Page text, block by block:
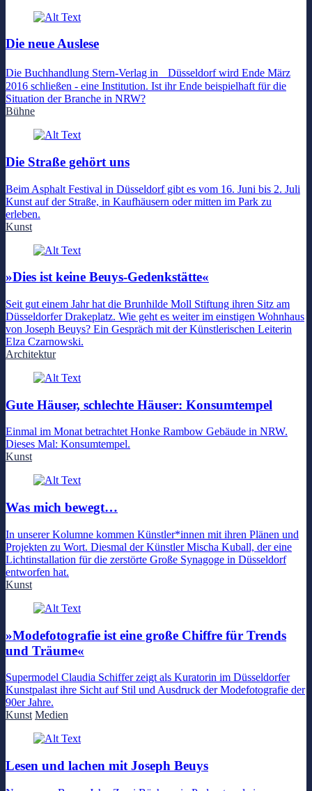
Die neue Auslese
Die Buchhandlung Stern-Verlag in Düsseldorf wird Ende März
2016 schließen - eine Institution. Ist ihr Ende beispielhaft für die
Situation der Branche in NRW?
Bühne
Die Straße gehört uns
Beim Asphalt Festival in Düsseldorf gibt es vom 16. Juni bis 2. Juli
Kunst auf der Straße, in Kaufhäusern oder mitten im Park zu
erleben.
Kunst
»Dies ist keine Beuys-Gedenkstätte«
Seit gut einem Jahr hat die Brunhilde Moll Stiftung ihren Sitz am
Düsseldorfer Drakeplatz. Wie geht es weiter im einstigen Wohnhaus
von Joseph Beuys? Ein Gespräch mit der Künstlerischen Leiterin
Elza Czarnowski.
Architektur
Gute Häuser, schlechte Häuser: Konsumtempel
Einmal im Monat betrachtet Honke Rambow Gebäude in NRW.
Dieses Mal: Konsumtempel.
Kunst
Was mich bewegt…
In unserer Kolumne kommen Künstler*innen mit ihren Plänen und
Projekten zu Wort. Diesmal der Künstler Mischa Kuball, der eine
Lichtinstallation für die zerstörte Große Synagoge in Düsseldorf
entworfen hat.
Kunst
»Modefotografie ist eine große Chiffre für Trends
und Träume«
Supermodel Claudia Schiffer zeigt als Kuratorin im Düsseldorfer
Kunstpalast ihre Sicht auf Stil und Ausdruck der Modefotografie der
90er Jahre.
Kunst Medien
Lesen und lachen mit Joseph Beuys